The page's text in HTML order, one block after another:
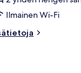
Ilmainen Wi-Fi